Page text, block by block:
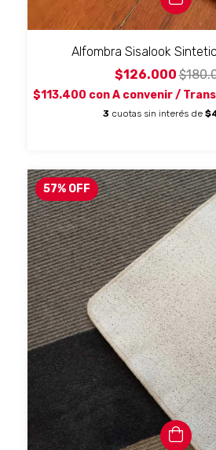
Alfombra Sisalook
$126.000
$113.400 con A convenir /
3 cuotas sin interés de
57% OFF